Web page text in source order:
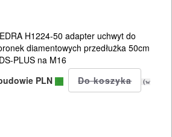
H1224-50 adapter uchwyt do
diamentowych przedłużka 50cm
PLUS na M16
PLN
(w